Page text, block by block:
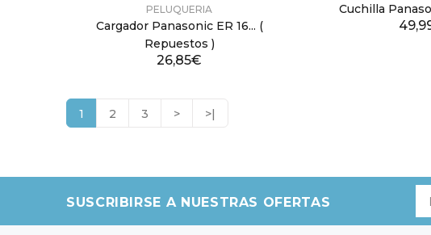
PELUQUERIA
Cargador Panasonic ER 16... (
Repuestos )
26,85€
Cuchilla
1 2 3 > >|
SUSCRIBIRSE A NUESTRAS OFERTAS